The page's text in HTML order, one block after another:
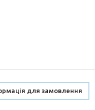
для замовлення